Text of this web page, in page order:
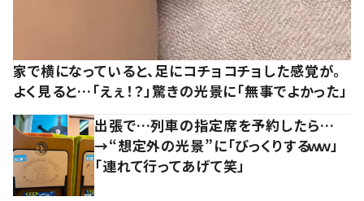
家で横になっていると、足にコチョコチョした感覚が。
よく見ると…「えぇ！？」驚きの光景に「無事でよかった」
出張で…列車の指定席を予約したら…
→“想定外の光景”に「びっくりするｗｗ」
「連れて行ってあげて笑」